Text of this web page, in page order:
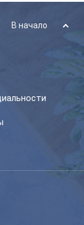
В начало